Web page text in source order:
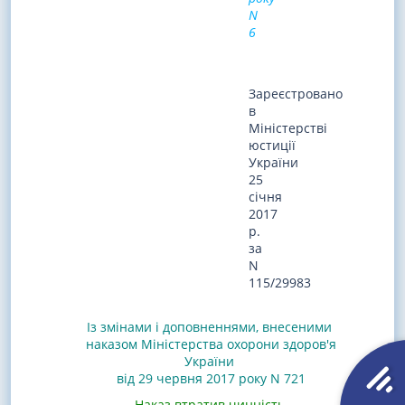
N
6
Зареєстровано
в
Міністерстві
юстиції
України
25
січня
2017
р.
за
N
115/29983
Із змінами і доповненнями, внесеними
наказом Міністерства охорони здоров'я
України
від 29 червня 2017 року N 721